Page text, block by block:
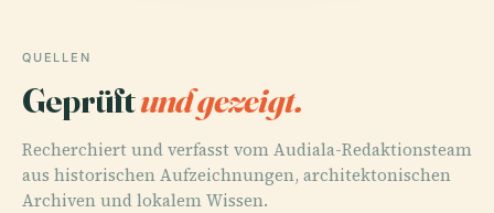
QUELLEN
Geprüftund gezeigt.
Recherchiert und verfasst vom Audiala-Redaktionsteam
aus historischen Aufzeichnungen, architektonischen
Archiven und lokalem Wissen.